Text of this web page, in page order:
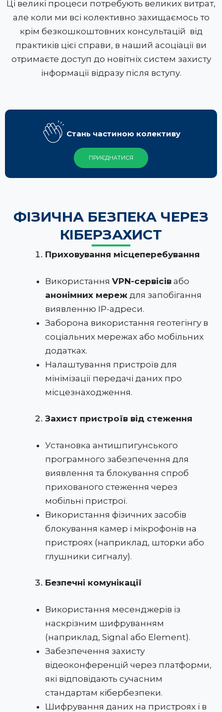
Ці великі процеси потребують великих витрат,
але коли ми всі колективно захищаємось то
крім безкошкоштовних консультацій від
практиків цієї справи, в наший асоціації ви
отримаєте доступ до новітніх систем захисту
інформації відразу після вступу.
Стань частиною колективу
ПРИЄДНАТИСЯ
ФІЗИЧНА БЕЗПЕКА ЧЕРЕЗ
КІБЕРЗАХИСТ
Приховування місцеперебування
Використання VPN-сервісів або
анонімних мереж для запобігання
виявленню IP-адреси.
Заборона використання геотегінгу в
соціальних мережах або мобільних
додатках.
Налаштування пристроїв для
мінімізації передачі даних про
місцезнаходження.
Захист пристроїв від стеження
Установка антишпигунського
програмного забезпечення для
виявлення та блокування спроб
прихованого стеження через
мобільні пристрої.
Використання фізичних засобів
блокування камер і мікрофонів на
пристроях (наприклад, шторки або
глушники сигналу).
Безпечні комунікації
Використання месенджерів із
наскрізним шифруванням
(наприклад, Signal або Element).
Забезпечення захисту
відеоконференцій через платформи,
які відповідають сучасним
стандартам кібербезпеки.
Шифрування даних на пристроях і в